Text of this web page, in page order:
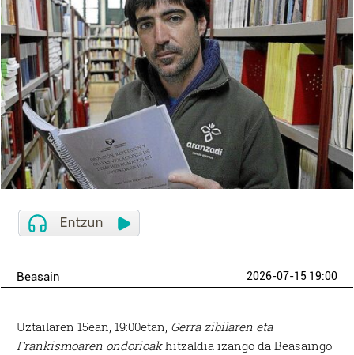
Beasain 2026-07-15 19:00
Uztailaren 15ean, 19:00etan, Gerra zibilaren eta
Frankismoaren ondorioakhitzaldia izango da Beasaingo